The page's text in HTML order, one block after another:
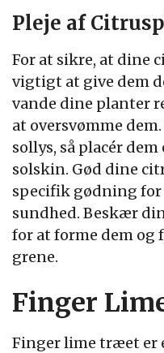
Pleje af
For at sikre, at dine
vigtigt at give dem
vande dine planter
at oversvømme
sollys, så placér
solskin. Gød dine
specifik gødning
sundhed. Beskær
for at forme dem og
grene.
Finger
Finger lime træet er